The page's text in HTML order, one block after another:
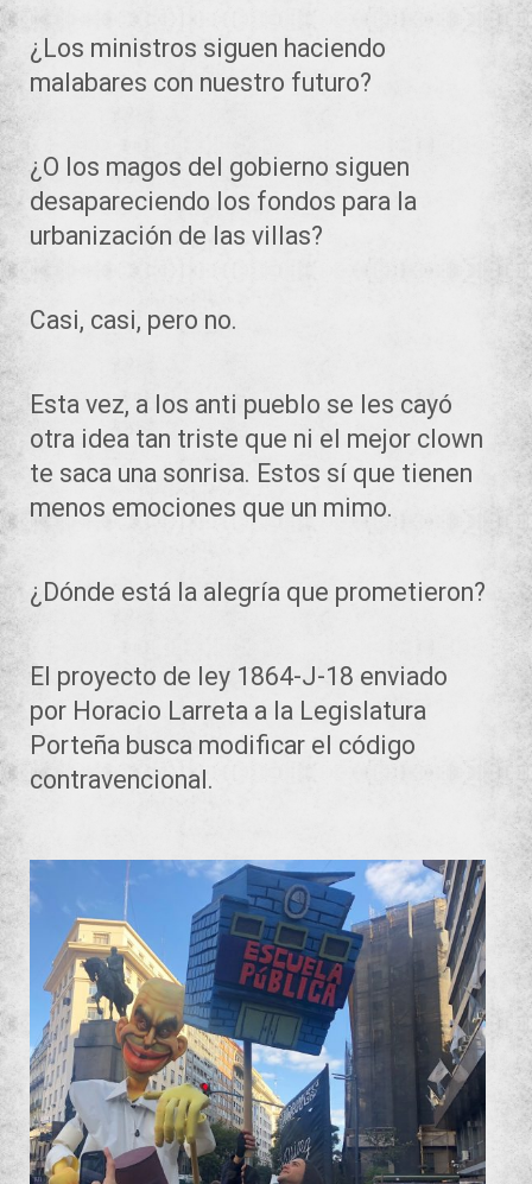
¿Los ministros siguen haciendo
malabares con nuestro futuro?
¿O los magos del gobierno siguen
desapareciendo los fondos para la
urbanización de las villas?
Casi, casi, pero no.
Esta vez, a los anti pueblo se les cayó
otra idea tan triste que ni el mejor clown
te saca una sonrisa. Estos sí que tienen
menos emociones que un mimo.
¿Dónde está la alegría que prometieron?
El proyecto de ley 1864-J-18 enviado
por Horacio Larreta a la Legislatura
Porteña busca modificar el código
contravencional.